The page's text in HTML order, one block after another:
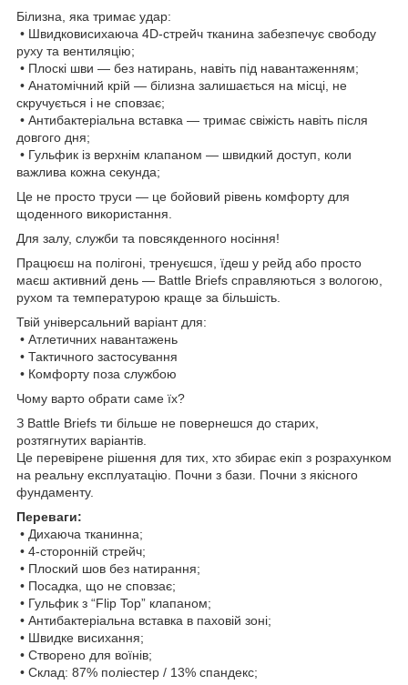
Білизна, яка тримає удар:
• Швидковисихаюча 4D-стрейч тканина забезпечує свободу
руху та вентиляцію;
• Плоскі шви — без натирань, навіть під навантаженням;
• Анатомічний крій — білизна залишається на місці, не
скручується і не сповзає;
• Антибактеріальна вставка — тримає свіжість навіть після
довгого дня;
• Гульфик із верхнім клапаном — швидкий доступ, коли
важлива кожна секунда;
Це не просто труси — це бойовий рівень комфорту для
щоденного використання.
Для залу, служби та повсякденного носіння!
Працюєш на полігоні, тренуєшся, їдеш у рейд або просто
маєш активний день — Battle Briefs справляються з вологою,
рухом та температурою краще за більшість.
Твій універсальний варіант для:
• Атлетичних навантажень
• Тактичного застосування
• Комфорту поза службою
Чому варто обрати саме їх?
З Battle Briefs ти більше не повернешся до старих,
розтягнутих варіантів.
Це перевірене рішення для тих, хто збирає екіп з розрахунком
на реальну експлуатацію. Почни з бази. Почни з якісного
фундаменту.
Переваги:
• Дихаюча тканинна;
• 4-сторонній стрейч;
• Плоский шов без натирання;
• Посадка, що не сповзає;
• Гульфик з “Flip Top” клапаном;
• Антибактеріальна вставка в паховій зоні;
• Швидке висихання;
• Створено для воїнів;
• Склад: 87% поліестер / 13% спандекс;